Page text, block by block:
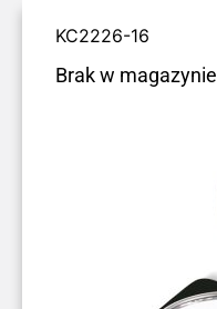
KC2226-16
Brak w magazynie